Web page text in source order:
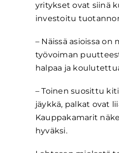
yritykset ovat siinä
investoitu
– Näissä asioissa
työvoiman
halpaa ja
– Toinen suosittu
jäykkä, palkat ovat
Kauppakamarit
hyväksi.